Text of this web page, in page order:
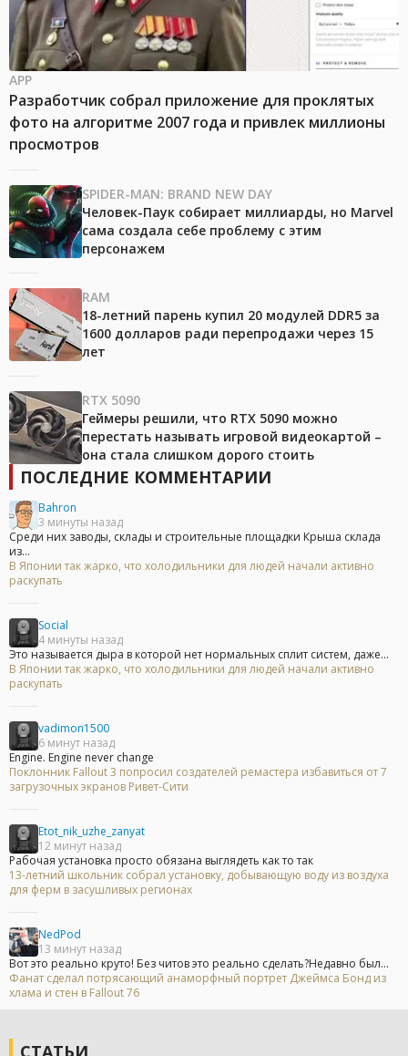
APP
Разработчик собрал приложение для проклятых
фото на алгоритме 2007 года и привлек миллионы
просмотров
SPIDER-MAN: BRAND NEW DAY
Человек-Паук собирает миллиарды, но Marvel
сама создала себе проблему с этим
персонажем
RAM
18-летний парень купил 20 модулей DDR5 за
1600 долларов ради перепродажи через 15
лет
RTX 5090
Геймеры решили, что RTX 5090 можно
перестать называть игровой видеокартой –
она стала слишком дорого стоить
ПОСЛЕДНИЕ КОММЕНТАРИИ
Bahron
3 минуты назад
Среди них заводы, склады и строительные площадки Крыша склада
из...
В Японии так жарко, что холодильники для людей начали активно
раскупать
Social
4 минуты назад
Это называется дыра в которой нет нормальных сплит систем, даже...
В Японии так жарко, что холодильники для людей начали активно
раскупать
vadimon1500
6 минут назад
Engine. Engine never change
Поклонник Fallout 3 попросил создателей ремастера избавиться от 7
загрузочных экранов Ривет-Сити
Etot_nik_uzhe_zanyat
12 минут назад
Рабочая установка просто обязана выглядеть как то так
13-летний школьник собрал установку, добывающую воду из воздуха
для ферм в засушливых регионах
NedPod
13 минут назад
Вот это реально круто! Без читов это реально сделать?Недавно был...
Фанат сделал потрясающий анаморфный портрет Джеймса Бонд из
хлама и стен в Fallout 76